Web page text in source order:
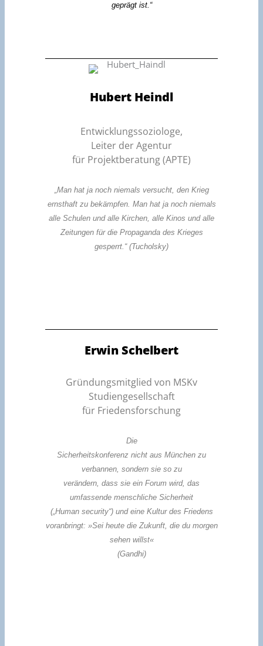
geprägt ist.“
Hubert Heindl
Entwicklungssoziologe,
Leiter der Agentur
für Projektberatung (APTE)
„Man hat ja noch niemals versucht, den Krieg
ernsthaft zu bekämpfen. Man hat ja noch niemals
alle Schulen und alle Kirchen, alle Kinos und alle
Zeitungen für die Propaganda des Krieges
gesperrt.“ (Tucholsky)
Erwin Schelbert
Gründungsmitglied von MSKv
Studiengesellschaft
für Friedensforschung
Die
Sicherheitskonferenz nicht aus München zu
verbannen, sondern sie so zu
verändern, dass sie ein Forum wird, das
umfassende menschliche Sicherheit
(„Human security“) und eine Kultur des Friedens
voranbringt: »Sei heute die Zukunft, die du morgen
sehen willst«
(Gandhi)